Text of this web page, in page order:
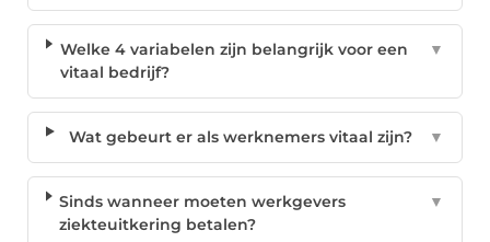
Welke 4 variabelen zijn belangrijk voor een
vitaal bedrijf?
▼
Wat gebeurt er als werknemers vitaal zijn? ▼
Sinds wanneer moeten werkgevers
ziekteuitkering betalen?
▼